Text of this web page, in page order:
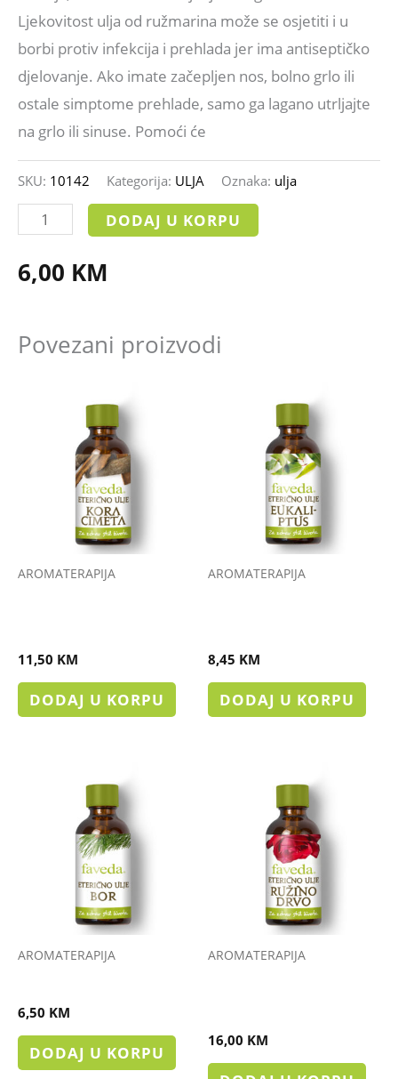
Ljekovitost ulja od ružmarina može se osjetiti i u
borbi protiv infekcija i prehlada jer ima antiseptičko
djelovanje. Ako imate začepljen nos, bolno grlo ili
ostale simptome prehlade, samo ga lagano utrljajte
na grlo ili sinuse. Pomoći će
SKU: 10142 Kategorija: ULJA Oznaka: ulja
DODAJ U KORPU
6,00 KM
Povezani proizvodi
AROMATERAPIJA
11,50 KM
DODAJ U KORPU
AROMATERAPIJA
8,45 KM
DODAJ U KORPU
AROMATERAPIJA
6,50 KM
DODAJ U KORPU
AROMATERAPIJA
16,00 KM